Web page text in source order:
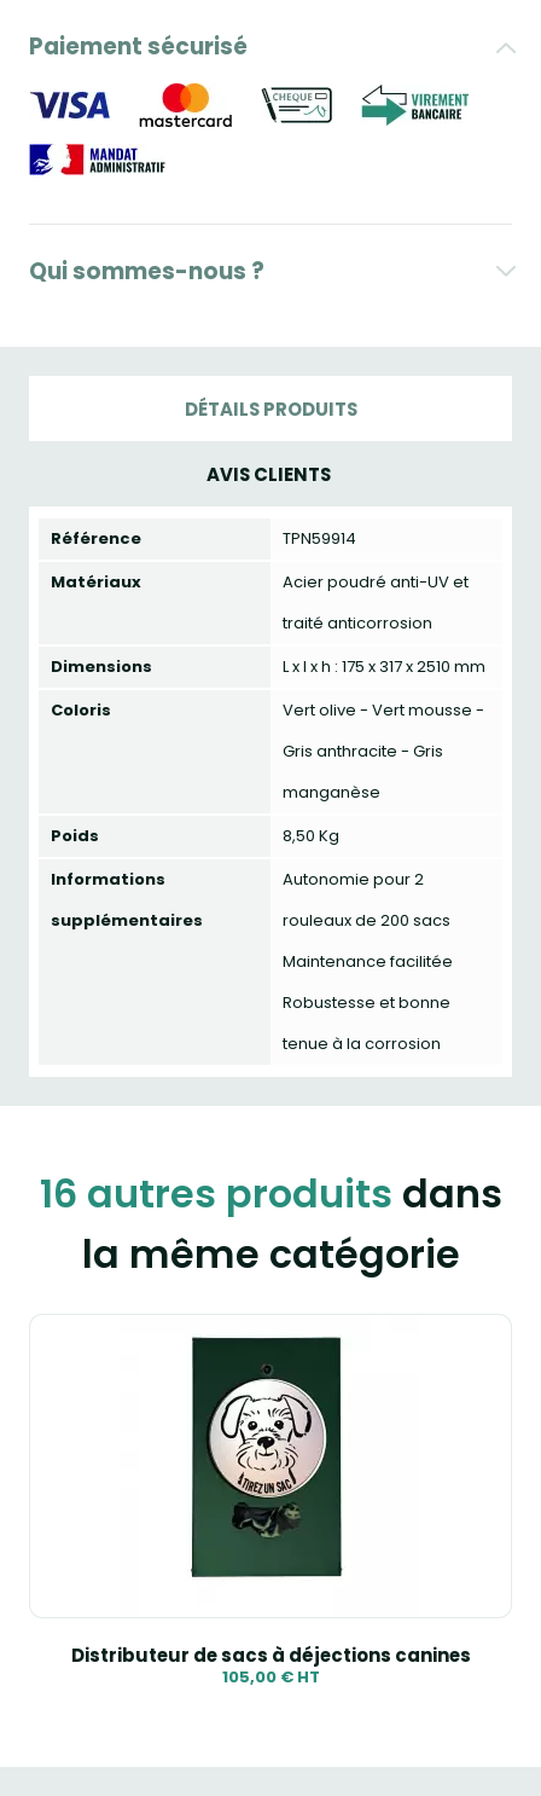
Paiement sécurisé
Qui sommes-nous ?
DÉTAILS PRODUITS
AVIS CLIENTS
Référence
TPN59914
Matériaux
Acier poudré anti-UV et
traité anticorrosion
Dimensions
L x l x h : 175 x 317 x 2510 mm
Coloris
Vert olive - Vert mousse -
Gris anthracite - Gris
manganèse
Poids
8,50 Kg
Informations
supplémentaires
Autonomie pour 2
rouleaux de 200 sacs
Maintenance facilitée
Robustesse et bonne
tenue à la corrosion
16 autres produits dans
la même catégorie
Distributeur de sacs à déjections canines
105,00 € HT